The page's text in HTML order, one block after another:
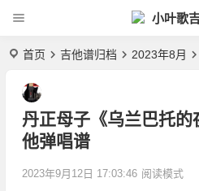
小叶歌
首页 吉他谱归档 2023年8月
丹正母子《乌兰巴托的
他弹唱谱
2023年9月12日 17:03:46 阅读模式